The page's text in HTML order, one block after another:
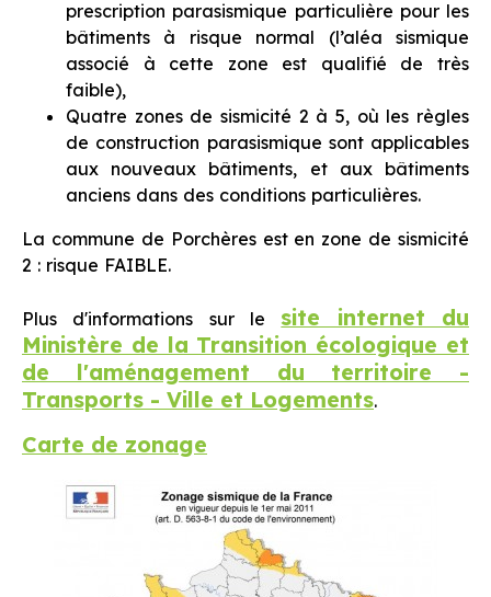
prescription parasismique particulière pour les
bâtiments à risque normal (l’aléa sismique
associé à cette zone est qualifié de très
faible),
Quatre zones de sismicité 2 à 5, où les règles
de construction parasismique sont applicables
aux nouveaux bâtiments, et aux bâtiments
anciens dans des conditions particulières.
La commune de Porchères est en zone de sismicité
2 : risque FAIBLE.
Plus d'informations sur le site internet du
Ministère de la Transition écologique et
de l'aménagement du territoire -
Transports - Ville et Logements.
Carte de zonage